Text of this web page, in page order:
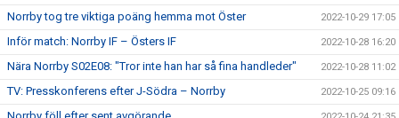
Norrby tog tre viktiga poäng hemma mot Öster 2022-10-29 17:05
Inför match: Norrby IF – Östers IF 2022-10-28 16:20
Nära Norrby S02E08: "Tror inte han har så fina handleder" 2022-10-28 11:02
TV: Presskonferens efter J-Södra – Norrby 2022-10-25 09:16